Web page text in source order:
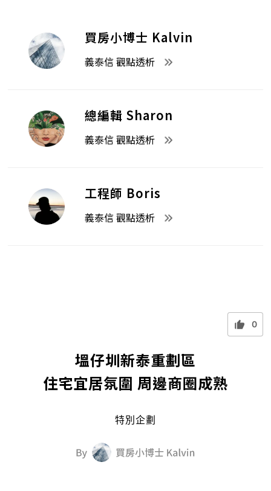
買房小博士 Kalvin
義泰信 觀點透析
總編輯 Sharon
義泰信 觀點透析
工程師 Boris
義泰信 觀點透析
塭仔圳新泰重劃區
住宅宜居氛圍 周邊商圈成熟
0
特別企劃